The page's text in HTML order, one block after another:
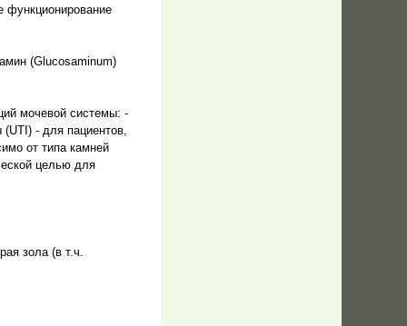
функционирование
(Glucosaminum)
мочевой системы: -
- для пациентов,
от типа камней
целью для
зола (в т.ч.